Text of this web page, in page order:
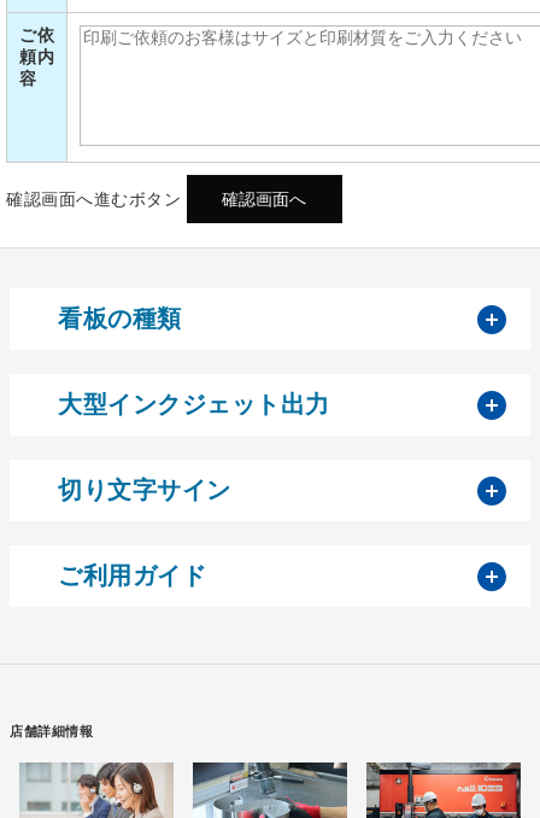
ご依
頼内
容
確認画面へ進むボタン
看板の種類
大型インクジェット出力
切り文字サイン
ご利用ガイド
店舗詳細情報